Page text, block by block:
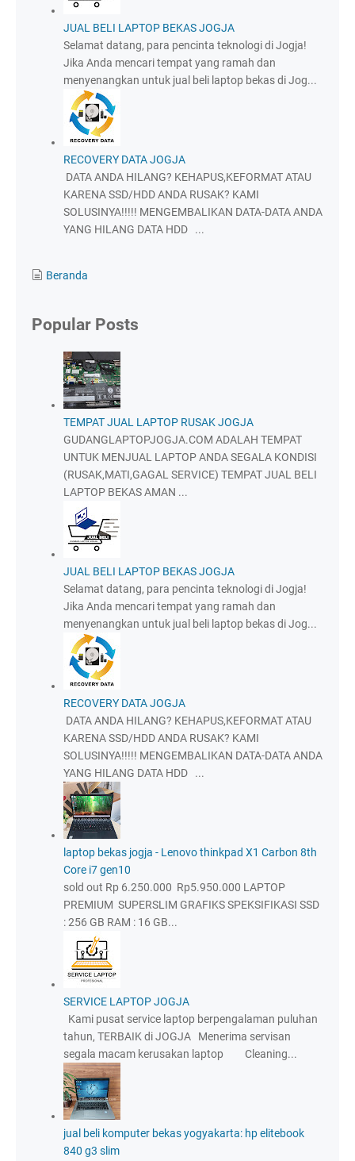
JUAL BELI LAPTOP BEKAS JOGJA
Selamat datang, para pencinta teknologi di Jogja!
Jika Anda mencari tempat yang ramah dan
menyenangkan untuk jual beli laptop bekas di Jog...
RECOVERY DATA JOGJA
DATA ANDA HILANG? KEHAPUS,KEFORMAT ATAU
KARENA SSD/HDD ANDA RUSAK? KAMI
SOLUSINYA!!!!! MENGEMBALIKAN DATA-DATA ANDA
YANG HILANG DATA HDD ...
Beranda
Popular Posts
TEMPAT JUAL LAPTOP RUSAK JOGJA
GUDANGLAPTOPJOGJA.COM ADALAH TEMPAT
UNTUK MENJUAL LAPTOP ANDA SEGALA KONDISI
(RUSAK,MATI,GAGAL SERVICE) TEMPAT JUAL BELI
LAPTOP BEKAS AMAN ...
JUAL BELI LAPTOP BEKAS JOGJA
Selamat datang, para pencinta teknologi di Jogja!
Jika Anda mencari tempat yang ramah dan
menyenangkan untuk jual beli laptop bekas di Jog...
RECOVERY DATA JOGJA
DATA ANDA HILANG? KEHAPUS,KEFORMAT ATAU
KARENA SSD/HDD ANDA RUSAK? KAMI
SOLUSINYA!!!!! MENGEMBALIKAN DATA-DATA ANDA
YANG HILANG DATA HDD ...
laptop bekas jogja - Lenovo thinkpad X1 Carbon 8th
Core i7 gen10
sold out Rp 6.250.000 Rp5.950.000 LAPTOP
PREMIUM SUPERSLIM GRAFIKS SPEKSIFIKASI SSD
: 256 GB RAM : 16 GB...
SERVICE LAPTOP JOGJA
Kami pusat service laptop berpengalaman puluhan
tahun, TERBAIK di JOGJA Menerima servisan
segala macam kerusakan laptop Cleaning...
jual beli komputer bekas yogyakarta: hp elitebook
840 g3 slim